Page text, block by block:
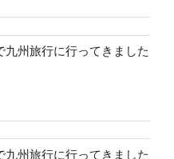
九州旅行に行ってきました
九州旅行に行ってきました